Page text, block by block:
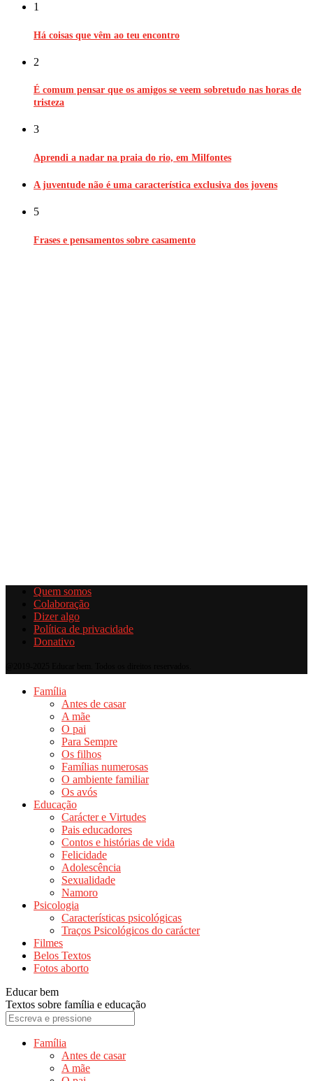
1
Há coisas que vêm ao teu encontro
2
É comum pensar que os amigos se veem sobretudo nas horas de
tristeza
3
Aprendi a nadar na praia do rio, em Milfontes
A juventude não é uma característica exclusiva dos jovens
5
Frases e pensamentos sobre casamento
Quem somos
Colaboração
Dizer algo
Política de privacidade
Donativo
Família
Antes de casar
A mãe
O pai
Para Sempre
Os filhos
Famílias numerosas
O ambiente familiar
Os avós
Educação
Carácter e Virtudes
Pais educadores
Contos e histórias de vida
Felicidade
Adolescência
Sexualidade
Namoro
Psicologia
Características psicológicas
Traços Psicológicos do carácter
Filmes
Belos Textos
Fotos aborto
Educar bem
Textos sobre família e educação
Família
Antes de casar
A mãe